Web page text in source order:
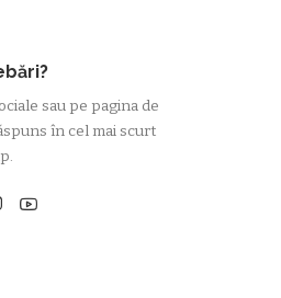
sau pe pagina de
în cel mai scurt